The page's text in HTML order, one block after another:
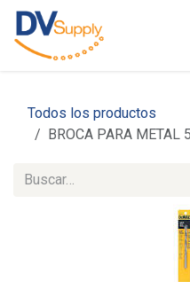
Ir al contenido
Todos los productos
BROCA PARA METAL